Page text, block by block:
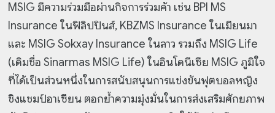
MSIG มีความร่วมมือผ่านกิจการร่วมค้า เช่น BPI MS
Insurance ในฟิลิปปินส์, KBZMS Insurance ในเมียนมา
และ MSIG Sokxay Insurance ในลาว รวมถึง MSIG Life
(เดิมชื่อ Sinarmas MSIG Life) ในอินโดนีเซีย MSIG ภูมิใจ
ที่ได้เป็นส่วนหนึ่งในการสนับสนุนการแข่งขันฟุตบอลหญิง
ชิงแชมป์อาเซียน ตอกย้ำความมุ่งมั่นในการส่งเสริมศักยภาพ